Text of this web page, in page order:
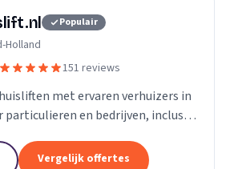
Populair
Holland
151 reviews
met ervaren verhuizers in
particulieren en bedrijven, inclusief
Vergelijk offertes